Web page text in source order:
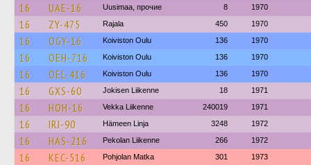
16 UAE-16 Uusimaa, прочие 8 1970
16 ZY-475 Rajala 450 1970
16 OGY-16 Koiviston Oulu 136 1970
16 OEH-716 Koiviston Oulu 136 1970
16 OEL-416 Koiviston Oulu 136 1970
16 GXS-60 Jokisen Liikenne 18 1971
16 HOH-16 Vekka Liikenne 240019 1971
16 IRJ-90 Hämeen Linja 3248 1972
16 HAS-216 Pekolan Liikenne 266 1972
16 KEC-516 Pohjolan Matka 301 1973